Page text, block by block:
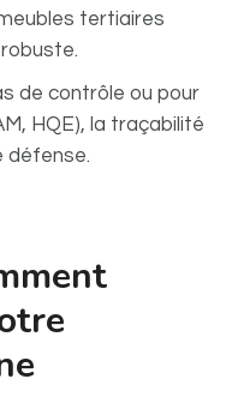
tertiaires
de contrôle ou pour
HQE), la traçabilité
défense.